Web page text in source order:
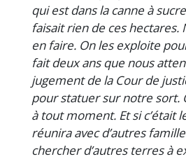
qui est dans la canne à
faisait rien de ces hectares.
en faire. On les exploite
fait deux ans que nous
jugement de la Cour de
pour statuer sur notre sort.
à tout moment. Et si c’était
réunira avec d’autres
chercher d’autres terres à